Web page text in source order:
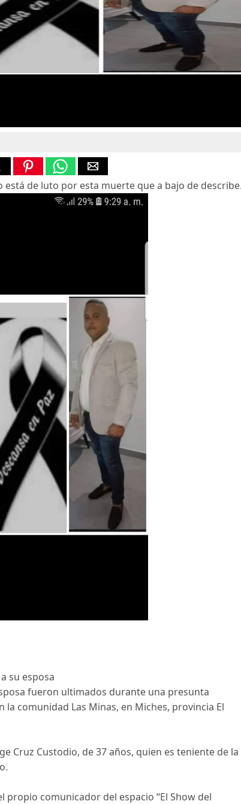
de luto por esta muerte que a bajo de describe.
su esposa
fueron ultimados durante una presunta
comunidad Las Minas, en Miches, provincia El
Cruz Custodio, de 37 años, quien es teniente de la
comunicador del espacio “El Show del